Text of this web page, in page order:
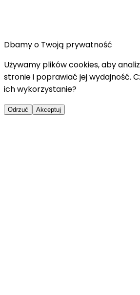
Dbamy o Twoją prywatność
Używamy plików cookies, aby
stronie i poprawiać jej wydajność.
ich wykorzystanie?
Odrzuć Akceptuj